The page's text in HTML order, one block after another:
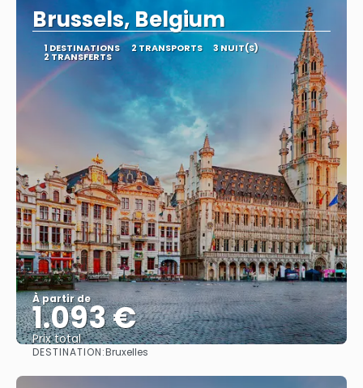
Brussels, Belgium
1 DESTINATIONS 2 TRANSPORTS 3 NUIT(S)
2 TRANSFERTS
À partir de
1.093 €
Prix ​​total
DESTINATION:Bruxelles